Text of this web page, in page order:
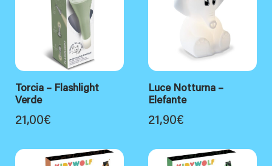
Torcia – Flashlight
Verde
21,00€
Luce Notturna –
Elefante
21,90€